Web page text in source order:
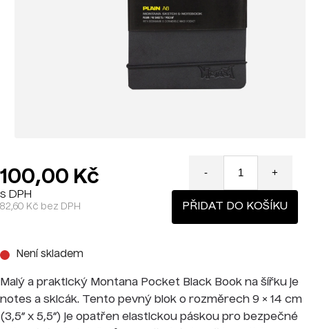
100,00 Kč
s DPH
82,60 Kč bez DPH
- +
PŘIDAT DO KOŠÍKU
Není skladem
Malý a praktický Montana Pocket Black Book na šířku je
notes a skicák. Tento pevný blok o rozměrech 9 × 14 cm
(3,5” x 5,5”) je opatřen elastickou páskou pro bezpečné